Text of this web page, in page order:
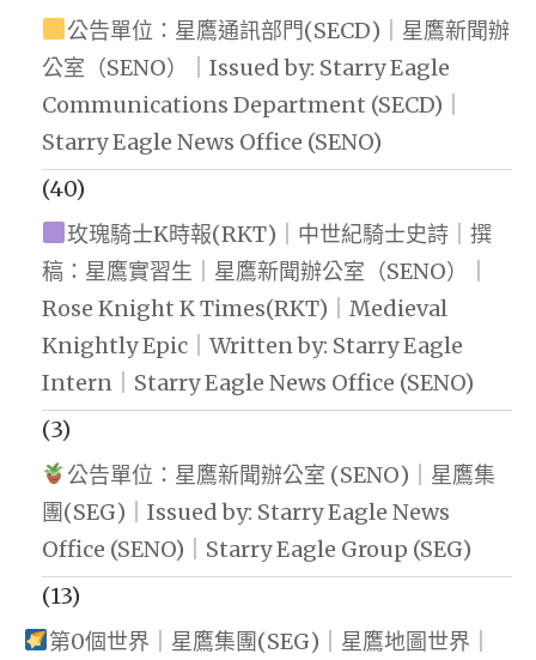
公告單位：星鷹通訊部門(SECD)｜星鷹新聞辦
公室（SENO）｜Issued by: Starry Eagle
Communications Department (SECD)｜
Starry Eagle News Office (SENO)
(40)
玫瑰騎士K時報(RKT)｜中世紀騎士史詩｜撰
稿：星鷹實習生｜星鷹新聞辦公室（SENO）｜
Rose Knight K Times(RKT)｜Medieval
Knightly Epic｜Written by: Starry Eagle
Intern｜Starry Eagle News Office (SENO)
(3)
公告單位：星鷹新聞辦公室 (SENO)｜星鷹集
團(SEG)｜Issued by: Starry Eagle News
Office (SENO)｜Starry Eagle Group (SEG)
(13)
第0個世界｜星鷹集團(SEG)｜星鷹地圖世界｜